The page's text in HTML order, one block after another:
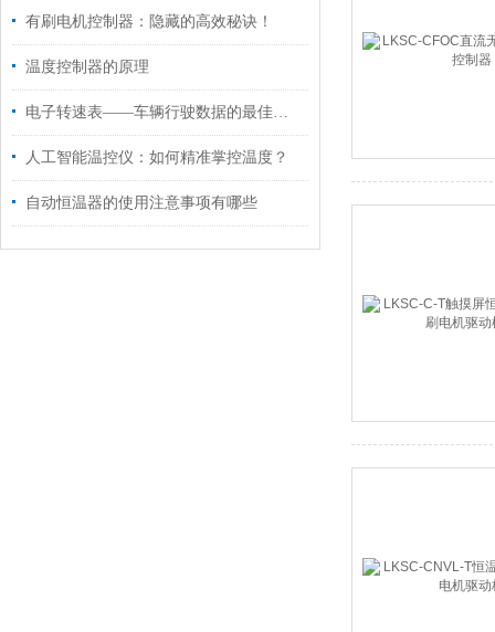
有刷电机控制器：隐藏的高效秘诀！
温度控制器的原理
电子转速表——车辆行驶数据的最佳记录工具
人工智能温控仪：如何精准掌控温度？
自动恒温器的使用注意事项有哪些